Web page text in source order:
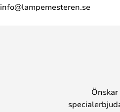
info@lampemesteren.se